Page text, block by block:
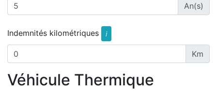
An(s)
Indemnités kilométriques i
Km
Véhicule Thermique